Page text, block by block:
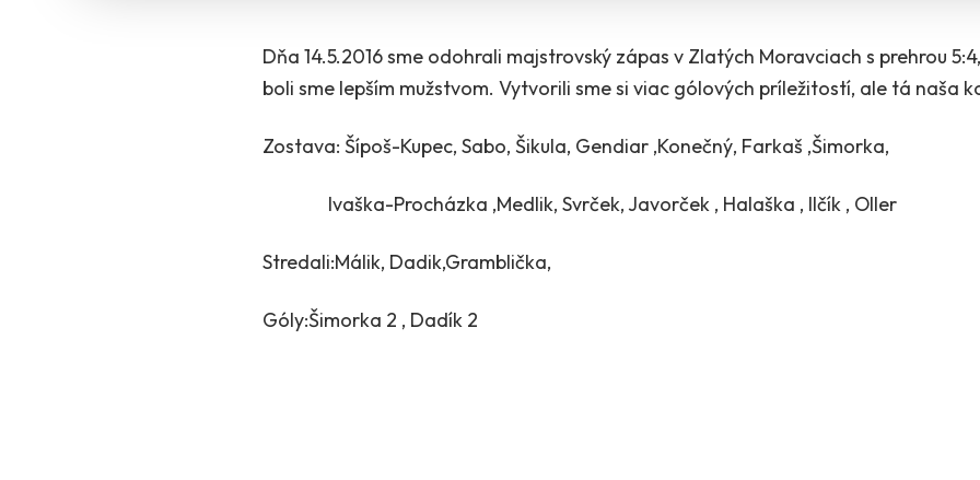
Dňa 14.5.2016 sme odohrali majstrovský zápas v Zlatých Moravciach s prehrou
boli sme lepším mužstvom. Vytvorili sme si viac gólových príležitostí, ale tá naša
Zostava: Šípoš-Kupec, Sabo, Šikula, Gendiar ,Konečný, Farkaš ,Šimorka,
Ivaška-Procházka ,Medlik, Svrček, Javorček , Halaška , Ilčík , Oller
Stredali:Málik, Dadik,Gramblička,
Góly:Šimorka 2 , Dadík 2